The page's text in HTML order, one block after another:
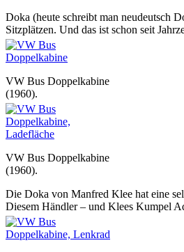
Doka (heute schreibt man neudeutsch
Sitzplätzen. Und das ist schon seit
VW Bus Doppelkabine
(1960).
VW Bus Doppelkabine
(1960).
Die Doka von Manfred Klee hat eine
Diesem Händler – und Klees Kumpel